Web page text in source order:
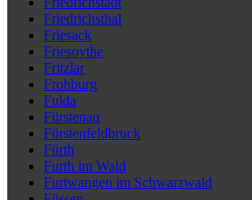
Friedrichsthal
Friesack
Friesoythe
Fritzlar
Frohburg
Fulda
Fürstenau
Fürstenfeldbruck
Fürth
Furth im Wald
Furtwangen im Schwarzwald